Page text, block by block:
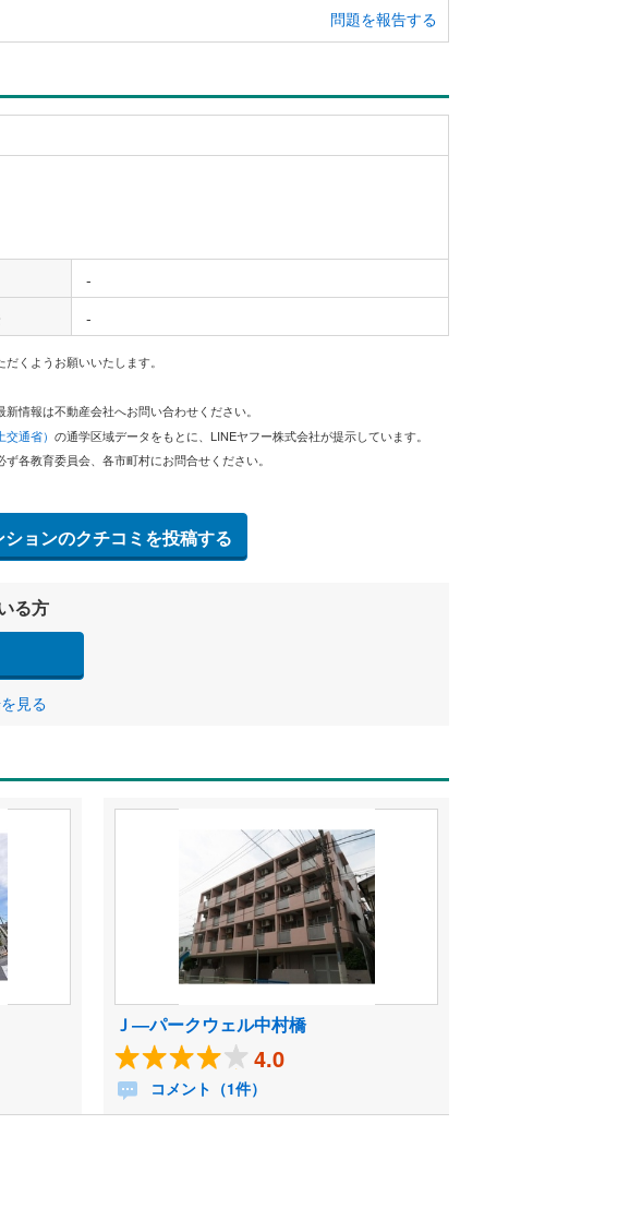
問題を報告する
-
-
くようお願いいたします。
情報は不動産会社へお問い合わせください。
通省） の通学区域データをもとに、LINEヤフー株式会社が提示しています。
各教育委員会、各市町村にお問合せください。
ションのクチコミを投稿する
る方
見る
Ｊ―パークウェル中村橋
4.0
コメント（1件）